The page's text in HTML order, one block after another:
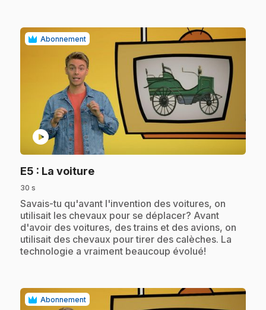
Abonnement
play_circle
E5 : La voiture.
30 s
.Savais-tu qu'avant l'invention des voitures, on
utilisait les chevaux pour se déplacer? Avant
d'avoir des voitures, des trains et des avions, on
utilisait des chevaux pour tirer des calèches. La
technologie a vraiment beaucoup évolué!
Abonnement